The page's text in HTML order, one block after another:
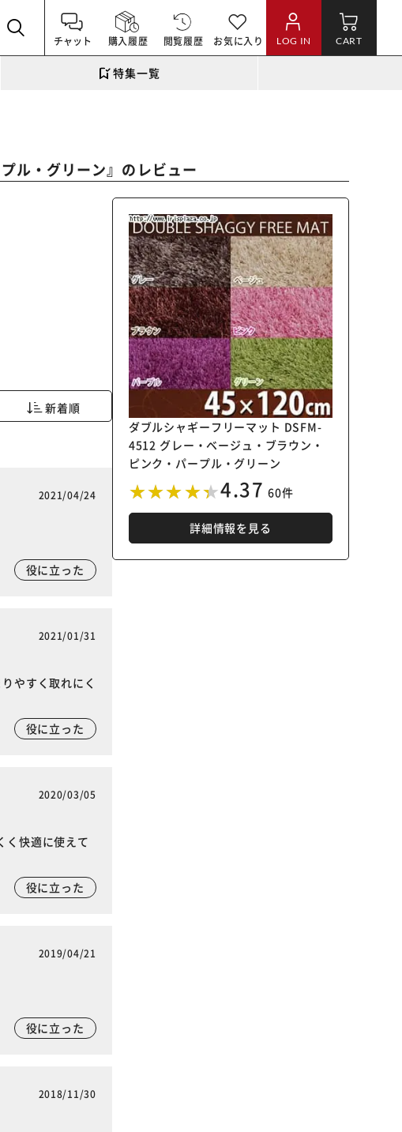
チャット 購入履歴 閲覧履歴 お気に入り LOG IN CART
特集一覧
ル・グリーン』のレビュー
ダブルシャギーフリーマット DSFM-
4512 グレー・ベージュ・ブラウン・
ピンク・パープル・グリーン
4.37 60件
詳細情報を見る
新着順
2021/04/24
役に立った
2021/01/31
やすく取れにく
役に立った
2020/03/05
く快適に使えて
役に立った
2019/04/21
役に立った
2018/11/30